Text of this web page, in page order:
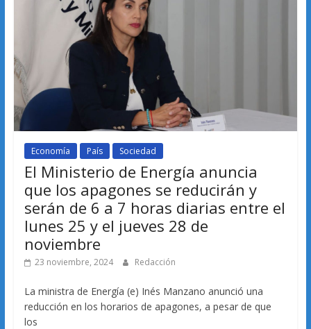
Economía País Sociedad
El Ministerio de Energía anuncia
que los apagones se reducirán y
serán de 6 a 7 horas diarias entre el
lunes 25 y el jueves 28 de
noviembre
23 noviembre, 2024 Redacción
La ministra de Energía (e) Inés Manzano anunció una
reducción en los horarios de apagones, a pesar de que
los